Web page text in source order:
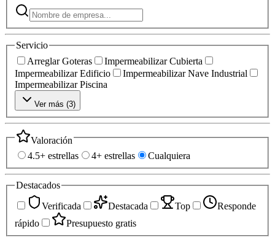
Servicio
Arreglar Goteras
Impermeabilizar Cubierta
Impermeabilizar Edificio
Impermeabilizar Nave Industrial
Impermeabilizar Piscina
Ver más (3)
Valoración
4.5+ estrellas
4+ estrellas Cualquiera
Destacados
Verificada
Destacada Top
Responde
rápido
Presupuesto gratis